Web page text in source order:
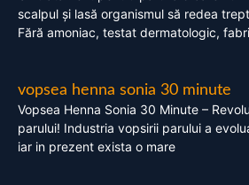
scalpul și lasă organismul să redea
Fără amoniac, testat dermatologic,
vopsea henna sonia 30 minute
Vopsea Henna Sonia 30 Minute –
parului! Industria vopsirii parului a
iar in prezent exista o mare